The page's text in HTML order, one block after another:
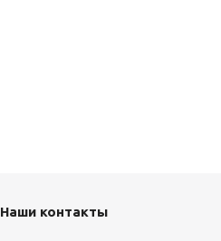
Наши контакты